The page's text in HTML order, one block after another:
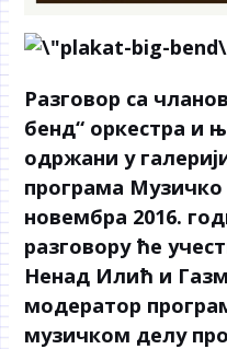
Разговор са
бенд“ оркестра и
одржани у
програма
новембра 2016.
разговору ће
Ненад Илић и
модератор
музичком делу